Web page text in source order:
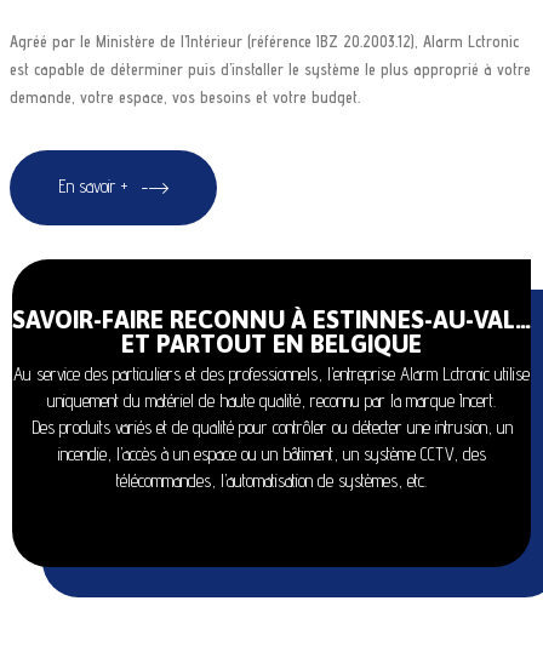
Agréé par le Ministère de l’Intérieur (référence IBZ 20.2003.12), Alarm Lctronic
est capable de déterminer puis d’installer le système le plus approprié à votre
demande, votre espace, vos besoins et votre budget.
En savoir +
SAVOIR-FAIRE RECONNU À ESTINNES-AU-VAL…
ET PARTOUT EN BELGIQUE
Au service des particuliers et des professionnels, l’entreprise Alarm Lctronic utilise
uniquement du matériel de haute qualité, reconnu par la marque Incert.
Des produits variés et de qualité pour contrôler ou détecter une intrusion, un
incendie, l’accès à un espace ou un bâtiment, un système CCTV, des
télécommandes, l’automatisation de systèmes, etc.